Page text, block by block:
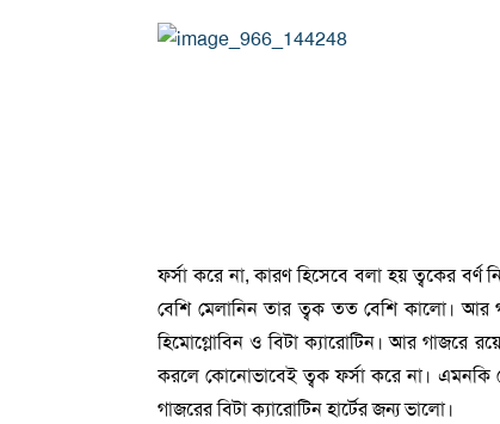
ফর্সা করে না, কারণ হিসেবে বলা হয় ত্বকের বর্ণ
বেশি মেলানিন তার ত্বক তত বেশি কালো। আর
হিমোগ্লোবিন ও বিটা ক্যারোটিন। আর গাজরে
করলে কোনোভাবেই ত্বক ফর্সা করে না।
গাজরের বিটা ক্যারোটিন হার্টের জন্য ভালো।